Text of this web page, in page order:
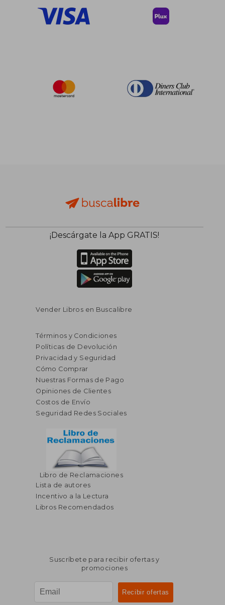
¡Descárgate la App GRATIS!
Vender Libros en Buscalibre
Términos y Condiciones
Políticas de Devolución
Privacidad y Seguridad
Cómo Comprar
Nuestras Formas de Pago
Opiniones de Clientes
Costos de Envío
Seguridad Redes Sociales
Libro de Reclamaciones
Lista de autores
Incentivo a la Lectura
Libros Recomendados
Suscríbete para recibir ofertas y
promociones